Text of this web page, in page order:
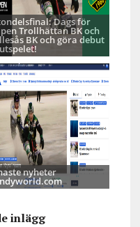
Dags för
Trollhättan BK och
BK och göra debut
nyheter
inlägg